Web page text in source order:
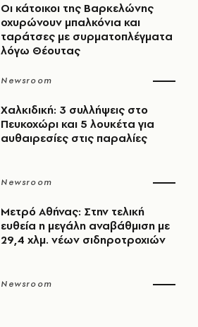
Οι κάτοικοι της Βαρκελώνης
οχυρώνουν μπαλκόνια και
ταράτσες με συρματοπλέγματα
λόγω Θέουτας
Newsroom
Χαλκιδική: 3 συλλήψεις στο
Πευκοχώρι και 5 λουκέτα για
αυθαιρεσίες στις παραλίες
Newsroom
Μετρό Αθήνας: Στην τελική
ευθεία η μεγάλη αναβάθμιση με
29,4 χλμ. νέων σιδηροτροχιών
Newsroom